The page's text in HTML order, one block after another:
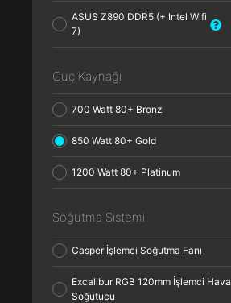
ASUS Z890 DDR5 (+ Intel Wifi
7)
Güç Kaynağı
700 Watt 80+ Bronz
850 Watt 80+ Gold
1200 Watt 80+ Platinum
Soğutma Sistemi
Casper İşlemci Soğutma Fanı
Excalibur RGB 120mm İşlemci Hava
Soğutucu